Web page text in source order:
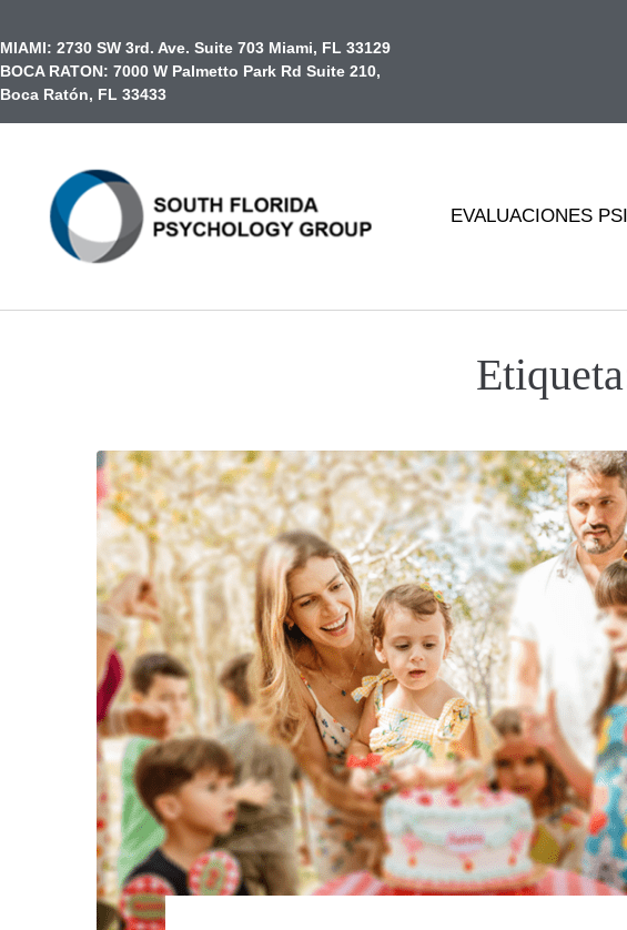
MIAMI: 2730 SW 3rd. Ave. Suite 703 Miami, FL 33129
BOCA RATON: 7000 W Palmetto Park Rd Suite 210,
Boca Ratón, FL 33433
EVALUACIONES